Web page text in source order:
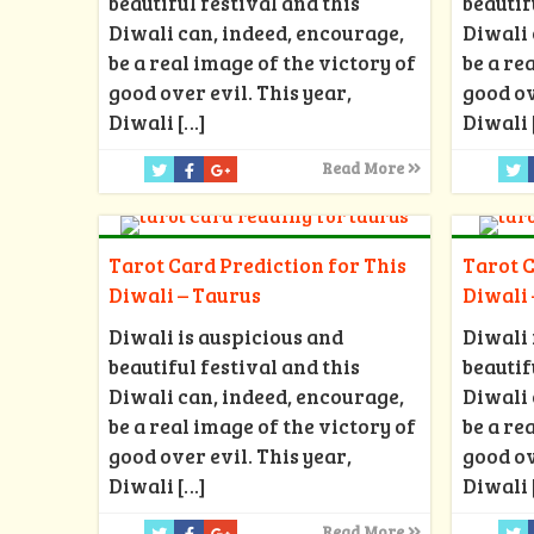
Diwali can, indeed, encourage,
be a real image of the victory of
good over evil. This year,
Diwali […]
Read More
Diwali
be a
good
Diwali
Tarot Card Prediction for This
Diwali – Taurus
Diwali is auspicious and
beautiful festival and this
Diwali can, indeed, encourage,
be a real image of the victory of
good over evil. This year,
Diwali […]
Tarot
Diwali
Diwali
Diwali
be a
good
Diwali